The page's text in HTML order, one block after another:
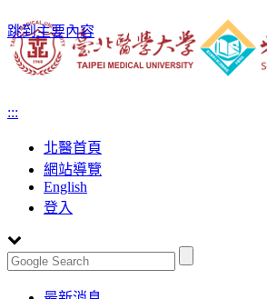
跳到主要內容
:::
北醫首頁
網站導覽
English
登入
Toggle